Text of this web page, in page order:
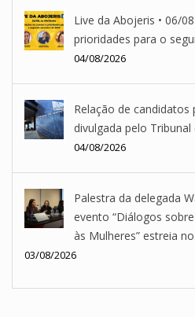
Live da Abojeris • 06/
prioridades para o
04/08/2026
Relação de candidatos
divulgada pelo Tribunal
04/08/2026
Palestra da delegada
evento “Diálogos
às Mulheres” estreia
03/08/2026